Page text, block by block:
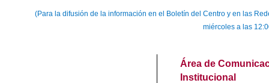
(Para la difusión de la información en el Boletín del Centro y en las
miércoles a las
Área de
Institucional